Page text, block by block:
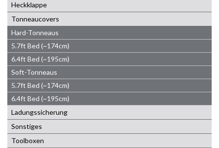
Heckklappe
Tonneaucovers
Hard-Tonneaus
5.7ft Bed (~174cm)
6.4ft Bed (~195cm)
Soft-Tonneaus
5.7ft Bed (~174cm)
6.4ft Bed (~195cm)
Ladungssicherung
Sonstiges
Toolboxen